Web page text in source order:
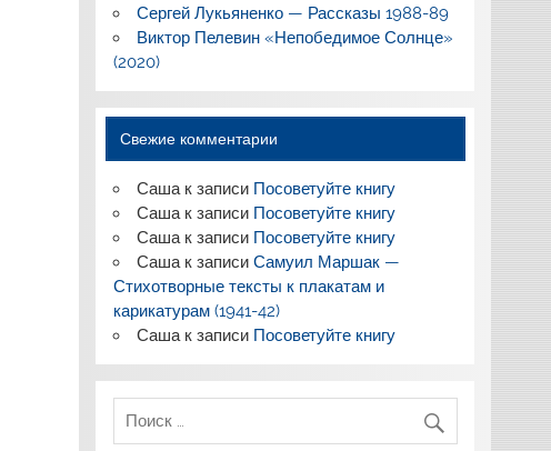
Сергей Лукьяненко — Рассказы 1988-89
Виктор Пелевин «Непобедимое Солнце»
(2020)
Свежие комментарии
Сашак записи Посоветуйте книгу
Сашак записи Посоветуйте книгу
Сашак записи Посоветуйте книгу
Сашак записи Самуил Маршак —
Стихотворные тексты к плакатам и
карикатурам (1941-42)
Сашак записи Посоветуйте книгу